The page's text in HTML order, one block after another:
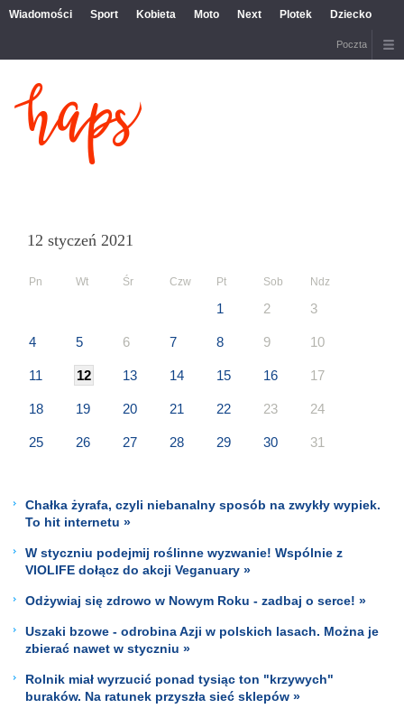
Wiadomości Sport Kobieta Moto Next Plotek Dziecko
Poczta
12 styczeń 2021
Pn Wt Śr Czw Pt Sob Ndz
1 2 3
4 5 6 7 8 9 10
11 12 13 14 15 16 17
18 19 20 21 22 23 24
25 26 27 28 29 30 31
Chałka żyrafa, czyli niebanalny sposób na zwykły wypiek.
To hit internetu »
W styczniu podejmij roślinne wyzwanie! Wspólnie z
VIOLIFE dołącz do akcji Veganuary »
Odżywiaj się zdrowo w Nowym Roku - zadbaj o serce! »
Uszaki bzowe - odrobina Azji w polskich lasach. Można je
zbierać nawet w styczniu »
Rolnik miał wyrzucić ponad tysiąc ton "krzywych"
buraków. Na ratunek przyszła sieć sklepów »